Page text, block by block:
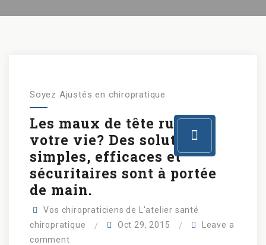
Soyez Ajustés en chiropratique
Les maux de tête ruinent
votre vie? Des solutions
simples, efficaces et
sécuritaires sont à portée
de main.
Vos chiropraticiens de L'atelier santé
chiropratique
Oct 29, 2015
Leave a
comment